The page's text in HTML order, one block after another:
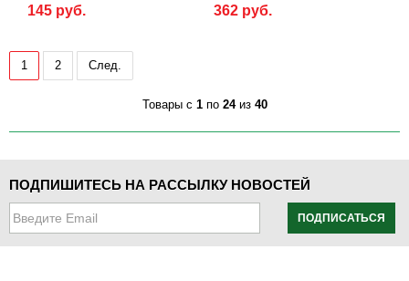
145 руб.
362 руб.
1 2 След.
Товары с 1по 24из 40
ПОДПИШИТЕСЬ НА РАССЫЛКУ НОВОСТЕЙ
ПОДПИСАТЬСЯ